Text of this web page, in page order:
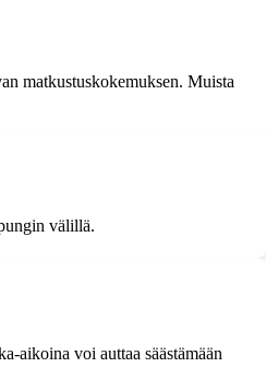
matkustuskokemuksen. Muista
välillä.
aikoina voi auttaa säästämään